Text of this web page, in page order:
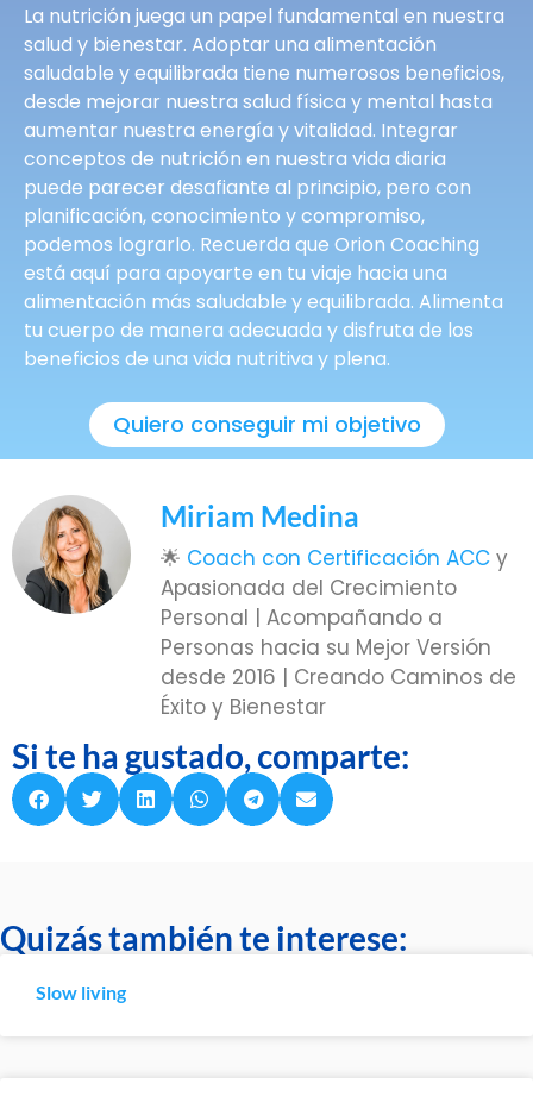
La nutrición juega un papel fundamental en nuestra
salud y bienestar. Adoptar una alimentación
saludable y equilibrada tiene numerosos beneficios,
desde mejorar nuestra salud física y mental hasta
aumentar nuestra energía y vitalidad. Integrar
conceptos de nutrición en nuestra vida diaria
puede parecer desafiante al principio, pero con
planificación, conocimiento y compromiso,
podemos lograrlo. Recuerda que Orion Coaching
está aquí para apoyarte en tu viaje hacia una
alimentación más saludable y equilibrada. Alimenta
tu cuerpo de manera adecuada y disfruta de los
beneficios de una vida nutritiva y plena.
Quiero conseguir mi objetivo
Miriam Medina
🌟 Coach con Certificación ACC y
Apasionada del Crecimiento
Personal | Acompañando a
Personas hacia su Mejor Versión
desde 2016 | Creando Caminos de
Éxito y Bienestar
Si te ha gustado, comparte:
Quizás también te interese:
Slow living